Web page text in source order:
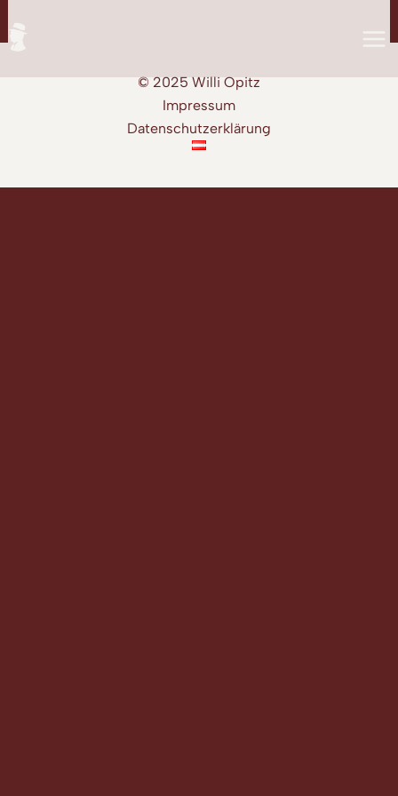
Inhalt
springen
© 2025 Willi Opitz
Impressum
Datenschutzerklärung